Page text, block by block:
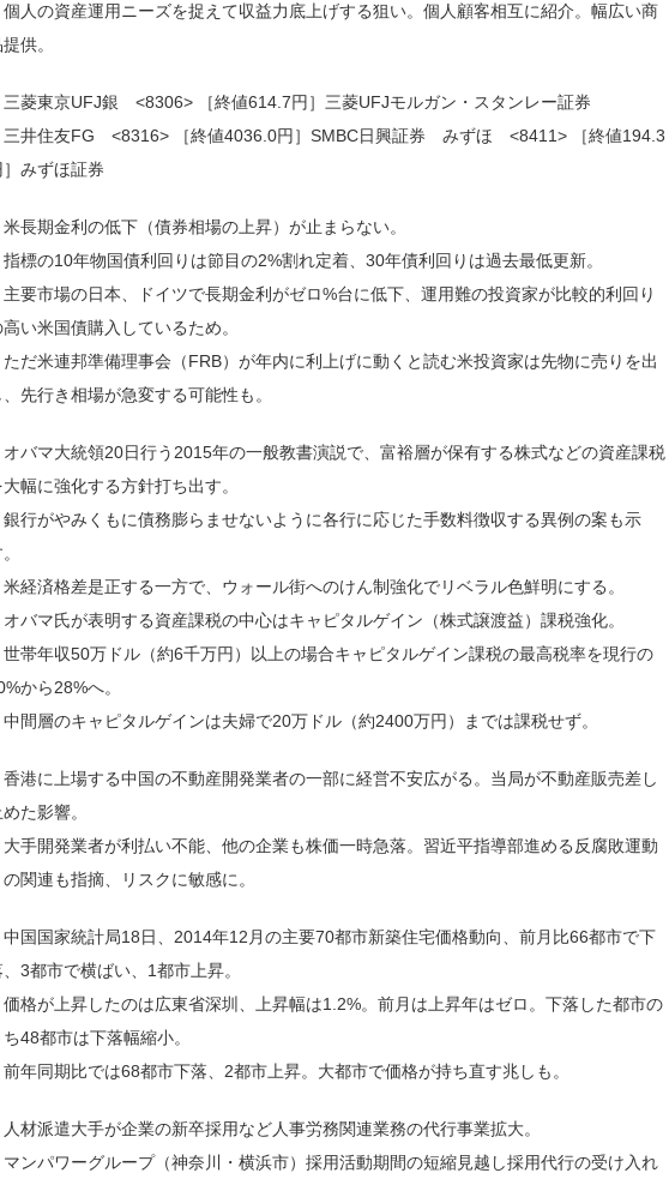
人の資産運用ニーズを捉えて収益力底上げする狙い。個人顧客相互に紹介。幅広い商
供。
菱東京UFJ銀 <8306> ［終値614.7円］三菱UFJモルガン・スタンレー証券
井住友FG <8316> ［終値4036.0円］SMBC日興証券 みずほ <8411> ［終値194.3
］みずほ証券
米長期金利の低下（債券相場の上昇）が止まらない。
標の10年物国債利回りは節目の2%割れ定着、30年債利回りは過去最低更新。
要市場の日本、ドイツで長期金利がゼロ%台に低下、運用難の投資家が比較的利回り
い米国債購入しているため。
だ米連邦準備理事会（FRB）が年内に利上げに動くと読む米投資家は先物に売りを出
、先行き相場が急変する可能性も。
オバマ大統領20日行う2015年の一般教書演説で、富裕層が保有する株式などの資産課税
大幅に強化する方針打ち出す。
行がやみくもに債務膨らませないように各行に応じた手数料徴収する異例の案も示
経済格差是正する一方で、ウォール街へのけん制強化でリベラル色鮮明にする。
バマ氏が表明する資産課税の中心はキャピタルゲイン（株式譲渡益）課税強化。
帯年収50万ドル（約6千万円）以上の場合キャピタルゲイン課税の最高税率を現行の
から28%へ。
間層のキャピタルゲインは夫婦で20万ドル（約2400万円）までは課税せず。
香港に上場する中国の不動産開発業者の一部に経営不安広がる。当局が不動産販売差し
た影響。
手開発業者が利払い不能、他の企業も株価一時急落。習近平指導部進める反腐敗運動
の関連も指摘、リスクに敏感に。
中国国家統計局18日、2014年12月の主要70都市新築住宅価格動向、前月比66都市で下
3都市で横ばい、1都市上昇。
格が上昇したのは広東省深圳、上昇幅は1.2%。前月は上昇年はゼロ。下落した都市の
ち48都市は下落幅縮小。
年同期比では68都市下落、2都市上昇。大都市で価格が持ち直す兆しも。
人材派遣大手が企業の新卒採用など人事労務関連業務の代行事業拡大。
ンパワーグループ（神奈川・横浜市）採用活動期間の短縮見越し採用代行の受け入れ